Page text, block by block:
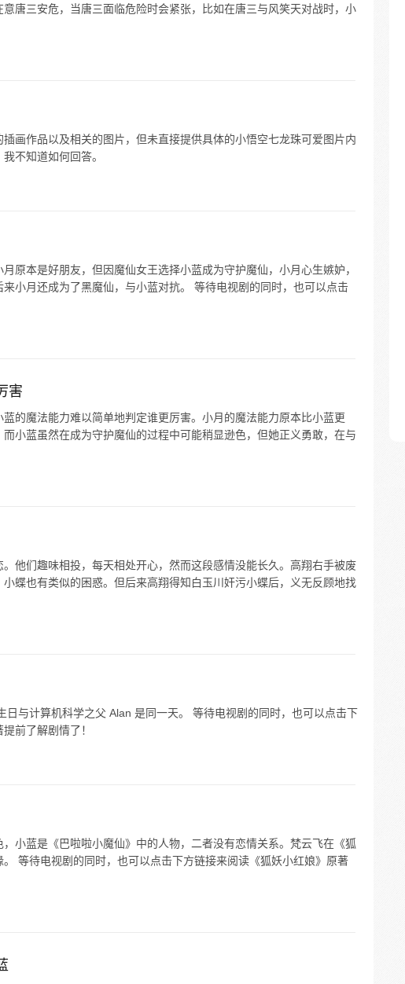
唐三安危，当唐三面临危险时会紧张，比如在唐三与风笑天对战时，小
画作品以及相关的图片，但未直接提供具体的小悟空七龙珠可爱图片内
不知道如何回答。
原本是好朋友，但因魔仙女王选择小蓝成为守护魔仙，小月心生嫉妒，
小月还成为了黑魔仙，与小蓝对抗。 等待电视剧的同时，也可以点击
害
的魔法能力难以简单地判定谁更厉害。小月的魔法能力原本比小蓝更
小蓝虽然在成为守护魔仙的过程中可能稍显逊色，但她正义勇敢，在与
他们趣味相投，每天相处开心，然而这段感情没能长久。高翔右手被废
蝶也有类似的困惑。但后来高翔得知白玉川奸污小蝶后，义无反顾地找
日与计算机科学之父 Alan 是同一天。 等待电视剧的同时，也可以点击下
前了解剧情了！
小蓝是《巴啦啦小魔仙》中的人物，二者没有恋情关系。梵云飞在《狐
等待电视剧的同时，也可以点击下方链接来阅读《狐妖小红娘》原著